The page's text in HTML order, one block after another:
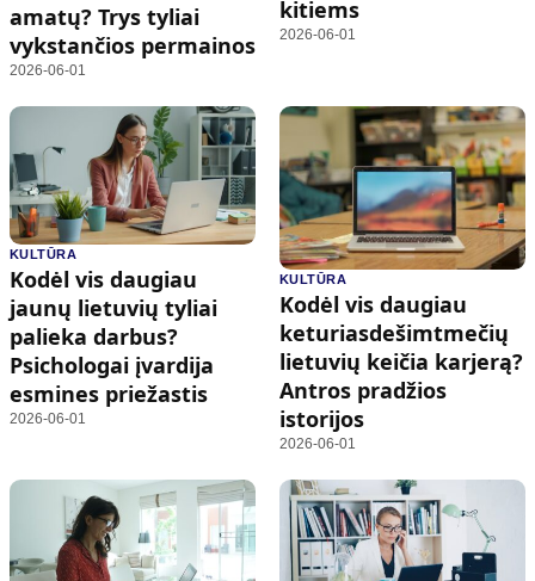
amatų? Trys tyliai
vykstančios permainos
2026-06-01
kitiems
2026-06-01
KULTŪRA
Kodėl vis daugiau
jaunų lietuvių tyliai
palieka darbus?
Psichologai įvardija
esmines priežastis
2026-06-01
KULTŪRA
Kodėl vis daugiau
keturiasdešimtmečių
lietuvių keičia karjerą?
Antros pradžios
istorijos
2026-06-01